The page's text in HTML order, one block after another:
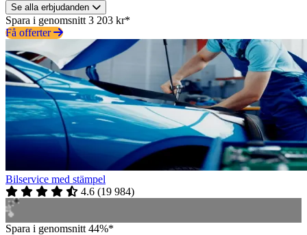
Se alla erbjudanden
Spara i genomsnitt 3 203 kr*
Få offerter
Bilservice med stämpel
4.6 (19 984)
Spara i genomsnitt 44%*